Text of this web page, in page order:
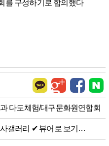
를 구성하기로 합의했다
다도체험/대구문화원연합회
갤러리 ✔ 뷰어로 보기
회 대구광역시 학생(초,중,고)